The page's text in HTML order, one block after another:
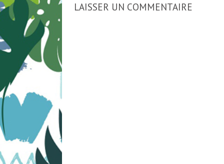
LAISSER UN COMMENTAIRE